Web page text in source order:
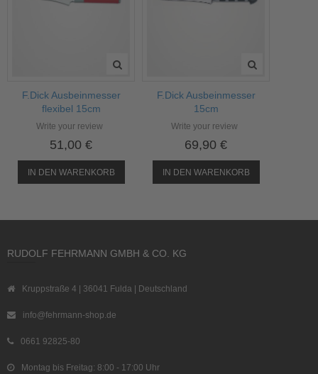
F.Dick Ausbeinmesser
flexibel 15cm
Write your review
51,00 €
IN DEN WARENKORB
F.Dick Ausbeinmesser
15cm
Write your review
69,90 €
IN DEN WARENKORB
RUDOLF FEHRMANN GMBH & CO. KG
Kruppstraße 4 | 36041 Fulda | Deutschland
info@fehrmann-shop.de
0661 92825-80
Montag bis Freitag: 8:00 - 17:00 Uhr